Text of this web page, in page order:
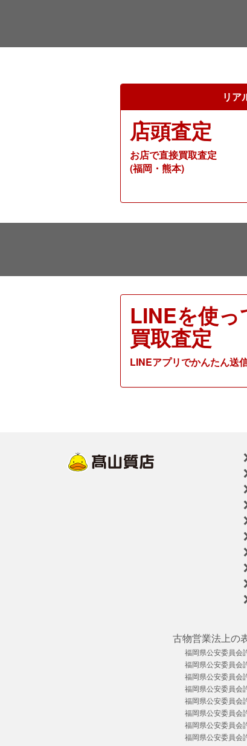
リア
店頭査定
お店で直接買取査定
(福岡・熊本)
LINEを使っ
買取査定
LINEアプリでかんたん送
古物営業法上の
福岡県公安委員会
福岡県公安委員会
福岡県公安委員会
福岡県公安委員会
福岡県公安委員会
福岡県公安委員会
福岡県公安委員会
福岡県公安委員会